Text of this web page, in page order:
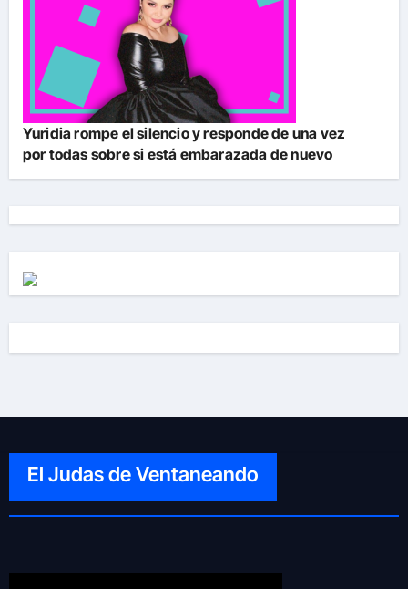
Yuridia rompe el silencio y responde de una vez
por todas sobre si está embarazada de nuevo
El Judas de Ventaneando